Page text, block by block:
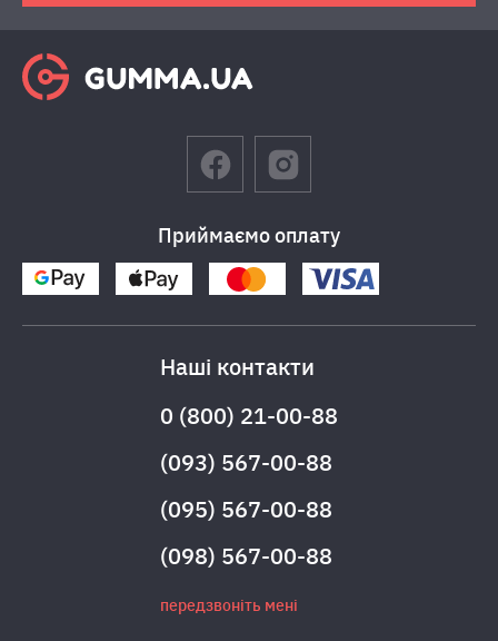
Приймаємо оплату
Наші контакти
0 (800) 21-00-88
(093) 567-00-88
(095) 567-00-88
(098) 567-00-88
передзвоніть мені